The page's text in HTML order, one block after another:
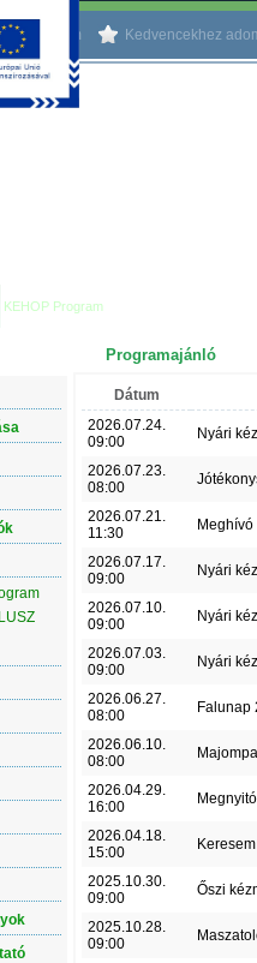
beállítom Kedvencekhez
KEHOP Program
Programajánló
Dátum
2026.07.24.
09:00
Nyári
2026.07.23.
08:00
2026.07.21.
11:30
Meghívó
2026.07.17.
09:00
Nyári
2026.07.10.
09:00
Nyári
2026.07.03.
09:00
Nyári
2026.06.27.
08:00
Falunap
2026.06.10.
08:00
2026.04.29.
16:00
2026.04.18.
15:00
2025.10.30.
09:00
Őszi
2025.10.28.
09:00